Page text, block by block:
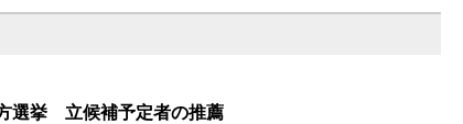
選挙 立候補予定者の推薦